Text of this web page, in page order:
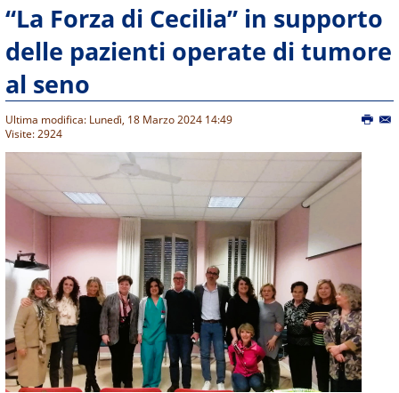
“La Forza di Cecilia” in supporto
delle pazienti operate di tumore
al seno
Ultima modifica: Lunedì, 18 Marzo 2024 14:49
Visite: 2924